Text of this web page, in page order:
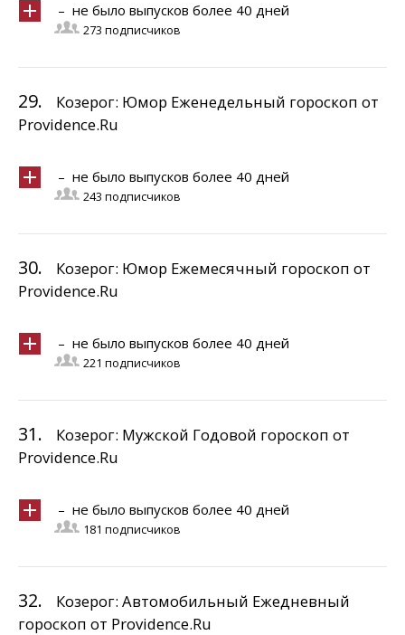
– не было выпусков более 40 дней
273 подписчиков
29.
Козерог: Юмор Еженедельный гороскоп от
Providence.Ru
– не было выпусков более 40 дней
243 подписчиков
30.
Козерог: Юмор Ежемесячный гороскоп от
Providence.Ru
– не было выпусков более 40 дней
221 подписчиков
31.
Козерог: Мужской Годовой гороскоп от
Providence.Ru
– не было выпусков более 40 дней
181 подписчиков
32.
Козерог: Автомобильный Ежедневный
гороскоп от Providence.Ru